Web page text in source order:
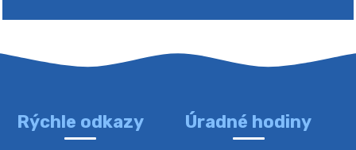
4. augusta 2026 10:05
Rýchle odkazy Úradné hodiny